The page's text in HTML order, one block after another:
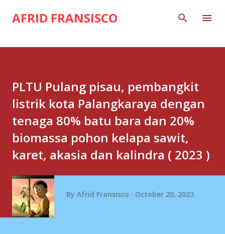
Skip to main content
AFRID FRANSISCO
PLTU Pulang pisau, pembangkit
listrik kota Palangkaraya dengan
tenaga 80% batu bara dan 20%
biomassa pohon kelapa sawit,
karet, akasia dan kalindra ( 2023 )
By Afrid Fransisco October 20, 2023